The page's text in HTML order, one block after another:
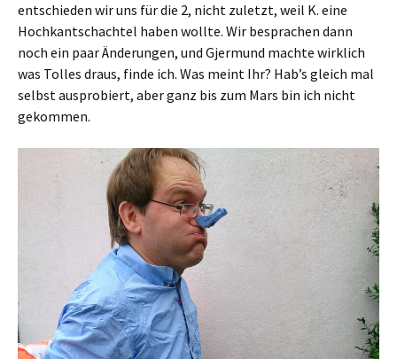
entschieden wir uns für die 2, nicht zuletzt, weil K. eine
Hochkantschachtel haben wollte. Wir besprachen dann
noch ein paar Änderungen, und Gjermund machte wirklich
was Tolles draus, finde ich. Was meint Ihr? Hab’s gleich mal
selbst ausprobiert, aber ganz bis zum Mars bin ich nicht
gekommen.